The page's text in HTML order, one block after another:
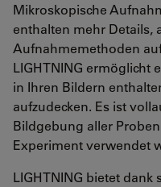
Mikroskopische
enthalten mehr Details,
Aufnahmemethoden
LIGHTNING ermöglicht
in Ihren Bildern
aufzudecken. Es ist
Bildgebung aller
Experiment verwendet
LIGHTNING bietet dank